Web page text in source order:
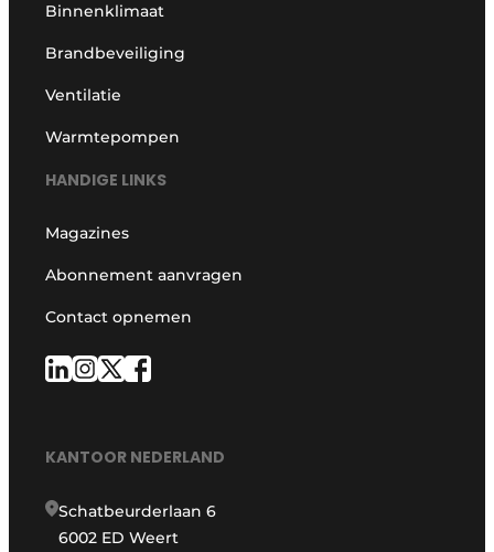
Binnenklimaat
Brandbeveiliging
Ventilatie
Warmtepompen
HANDIGE LINKS
Magazines
Abonnement aanvragen
Contact opnemen
KANTOOR NEDERLAND
Schatbeurderlaan 6
6002 ED Weert